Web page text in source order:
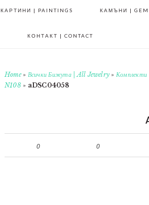
КАРТИНИ | PAINTINGS КАМЪНИ |
КОНТАКТ | CONTACT
Home» Всички Бижута | All Jewelry » Комплекти
N108 » aDSC04058
0 0